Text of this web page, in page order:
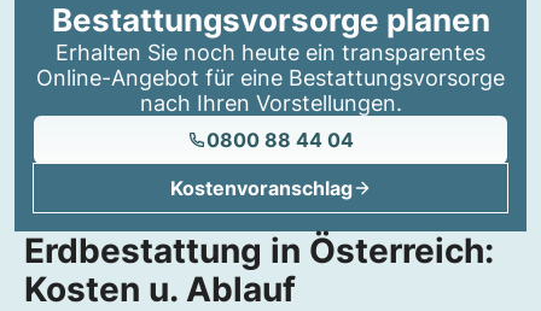
Bestattungsvorsorge planen
Erhalten Sie noch heute ein transparentes
Online-Angebot für eine Bestattungsvorsorge
nach Ihren Vorstellungen.
0800 88 44 04
Kostenvoranschlag
Erdbestattung in Österreich:
Kosten u. Ablauf